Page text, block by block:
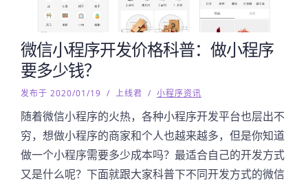
微信小程序开发价格科普：做小程序
要多少钱？
发布于 2020/01/19 / 上线君 / 小程序资讯
随着微信小程序的火热，各种小程序开发平台也层出不
穷，想做小程序的商家和个人也越来越多，但是你知道
做一个小程序需要多少成本吗？最适合自己的开发方式
又是什么呢？下面就跟大家科普下不同开发方式的微信